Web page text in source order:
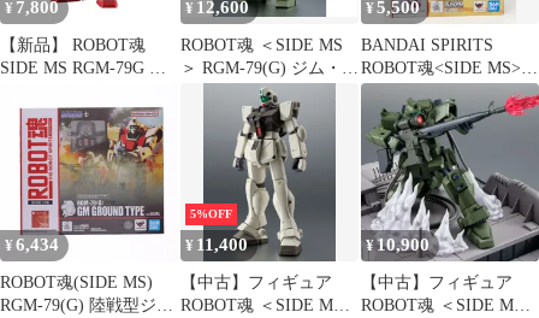
¥ 7,800
【新品】 ROBOT魂
SIDE MS RGM-79G ジ
ト隊仕様) ver.
A.N.I.M.E. 塗装済みフ
ィギュア 倉庫
¥ 12,600
ROBOT魂 ＜SIDE MS
＞ RGM-79(G) ジム・ス
ナイパー ver.
A.N.I.M.E.
¥5,500
BANDAI SPIRITS
ROBOT魂<SIDE MS>
機動戦士ガンダム外伝
THE BLUE DESTINY
RGM-79G ジム・コマン
ド(モルモット隊仕様)
ver. A.N.I.M.E.
¥6,434
ROBOT魂(SIDE MS)
RGM-79(G) 陸戦型ジム
5%OFF
¥ 11,400
【中古】フィギュア
ROBOT魂 ＜SIDE MS
¥10,900
【中古】フィギュア
ROBOT魂 ＜SIDE MS